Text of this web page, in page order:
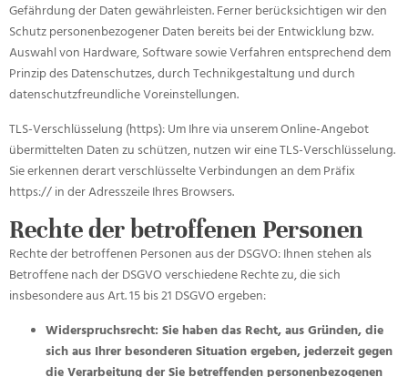
Gefährdung der Daten gewährleisten. Ferner berücksichtigen wir den
Schutz personenbezogener Daten bereits bei der Entwicklung bzw.
Auswahl von Hardware, Software sowie Verfahren entsprechend dem
Prinzip des Datenschutzes, durch Technikgestaltung und durch
datenschutzfreundliche Voreinstellungen.
TLS-Verschlüsselung (https): Um Ihre via unserem Online-Angebot
übermittelten Daten zu schützen, nutzen wir eine TLS-Verschlüsselung.
Sie erkennen derart verschlüsselte Verbindungen an dem Präfix
https:// in der Adresszeile Ihres Browsers.
Rechte der betroffenen Personen
Rechte der betroffenen Personen aus der DSGVO: Ihnen stehen als
Betroffene nach der DSGVO verschiedene Rechte zu, die sich
insbesondere aus Art. 15 bis 21 DSGVO ergeben:
Widerspruchsrecht: Sie haben das Recht, aus Gründen, die
sich aus Ihrer besonderen Situation ergeben, jederzeit gegen
die Verarbeitung der Sie betreffenden personenbezogenen